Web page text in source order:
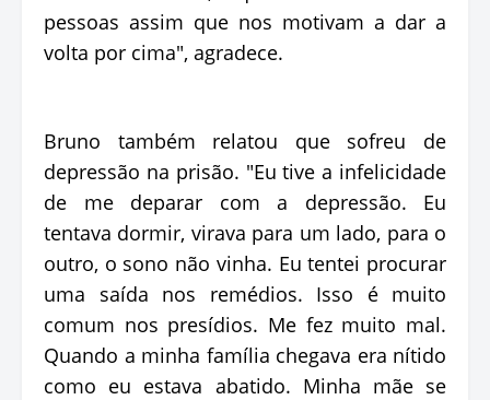
pessoas assim que nos motivam a dar a
volta por cima", agradece.
Bruno também relatou que sofreu de
depressão na prisão. "Eu tive a infelicidade
de me deparar com a depressão. Eu
tentava dormir, virava para um lado, para o
outro, o sono não vinha. Eu tentei procurar
uma saída nos remédios. Isso é muito
comum nos presídios. Me fez muito mal.
Quando a minha família chegava era nítido
como eu estava abatido. Minha mãe se